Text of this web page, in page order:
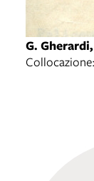
G.